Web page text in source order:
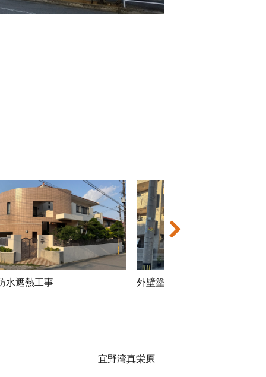
水遮熱工事 アパート外壁塗装工事
宜野湾真栄原